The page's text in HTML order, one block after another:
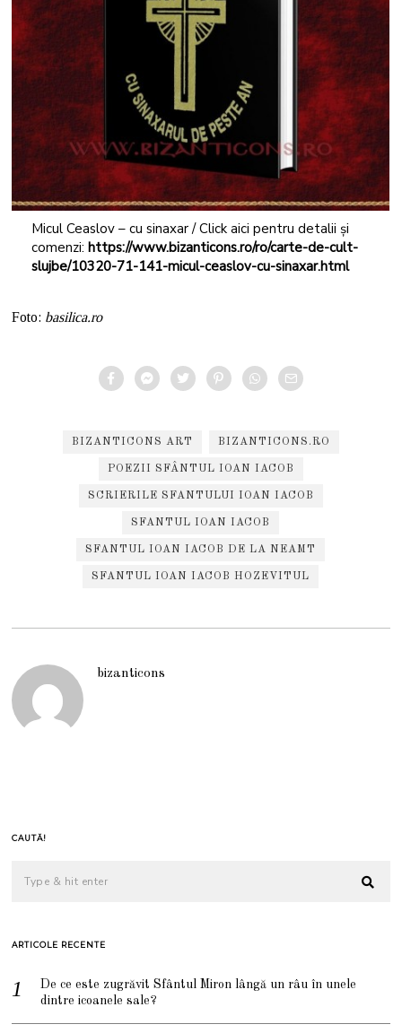
Micul Ceaslov – cu sinaxar / Click aici pentru detalii și
comenzi: https://www.bizanticons.ro/ro/carte-de-cult-
slujbe/10320-71-141-micul-ceaslov-cu-sinaxar.html
Foto: basilica.ro
BIZANTICONS ART BIZANTICONS.RO
POEZII SFÂNTUL IOAN IACOB
SCRIERILE SFANTULUI IOAN IACOB
SFANTUL IOAN IACOB
SFANTUL IOAN IACOB DE LA NEAMT
SFANTUL IOAN IACOB HOZEVITUL
bizanticons
CAUTĂ!
ARTICOLE RECENTE
De ce este zugrăvit Sfântul Miron lângă un râu în unele
dintre icoanele sale?